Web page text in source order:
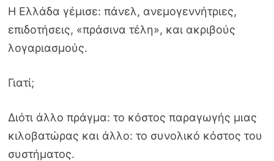
Η Ελλάδα γέμισε: πάνελ, ανεμογεννήτριες,
επιδοτήσεις, «πράσινα τέλη», και ακριβούς
λογαριασμούς.
Γιατί;
Διότι άλλο πράγμα: το κόστος παραγωγής μιας
κιλοβατώρας και άλλο: το συνολικό κόστος του
συστήματος.